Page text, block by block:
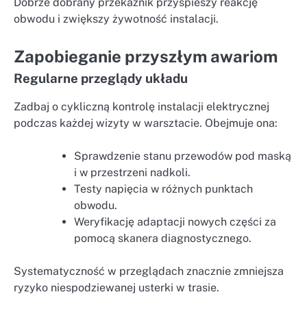
obwodu i zwiększy żywotność instalacji.
Zapobieganie przyszłym awariom
Regularne przeglądy układu
Zadbaj o cykliczną kontrolę instalacji elektrycznej
podczas każdej wizyty w warsztacie. Obejmuje ona:
Sprawdzenie stanu przewodów pod maską
i w przestrzeni nadkoli.
Testy napięcia w różnych punktach
obwodu.
Weryfikację adaptacji nowych części za
pomocą skanera diagnostycznego.
Systematyczność w przeglądach znacznie zmniejsza
ryzyko niespodziewanej usterki w trasie.